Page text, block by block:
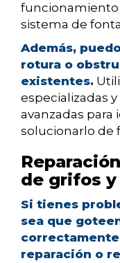
funcionamiento
sistema de
Además,
rotura o
existentes.
especializadas
avanzadas
solucionarlo de
de grifos
Si tienes
sea que
reparación o